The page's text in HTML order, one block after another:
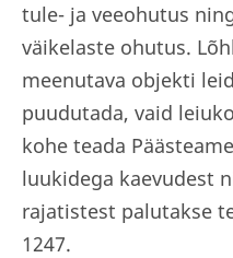
tule- ja veeohutus
väikelaste ohutus.
meenutava objekti
puudutada, vaid
kohe teada
luukidega kaevudest
rajatistest palutakse
1247.